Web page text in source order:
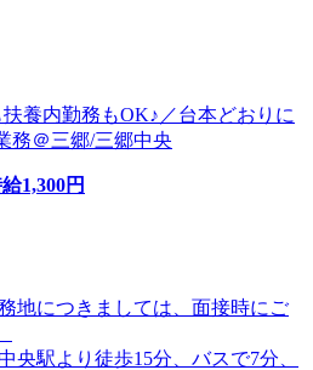
養内勤務もOK♪／台本どおりに
務＠三郷/三郷中央
給1,300円
地につきましては、面接時にご
央駅より徒歩15分、バスで7分、